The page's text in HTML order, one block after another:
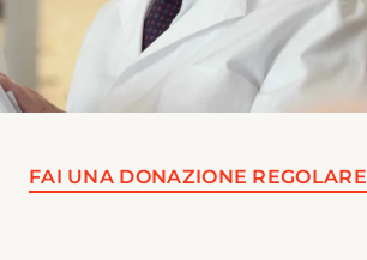
FAI UNA DONAZIONE REGOLARE